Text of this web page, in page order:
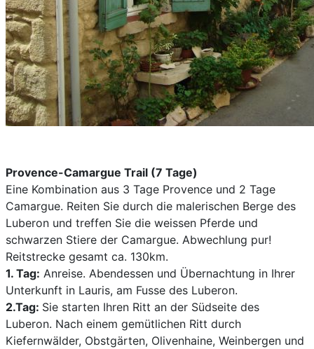
Provence-Camargue Trail (7 Tage)
Eine Kombination aus 3 Tage Provence und 2 Tage
Camargue. Reiten Sie durch die malerischen Berge des
Luberon und treffen Sie die weissen Pferde und
schwarzen Stiere der Camargue. Abwechlung pur!
Reitstrecke gesamt ca. 130km.
1. Tag: Anreise. Abendessen und Übernachtung in Ihrer
Unterkunft in Lauris, am Fusse des Luberon.
2.Tag: Sie starten Ihren Ritt an der Südseite des
Luberon. Nach einem gemütlichen Ritt durch
Kiefernwälder, Obstgärten, Olivenhaine, Weinbergen und